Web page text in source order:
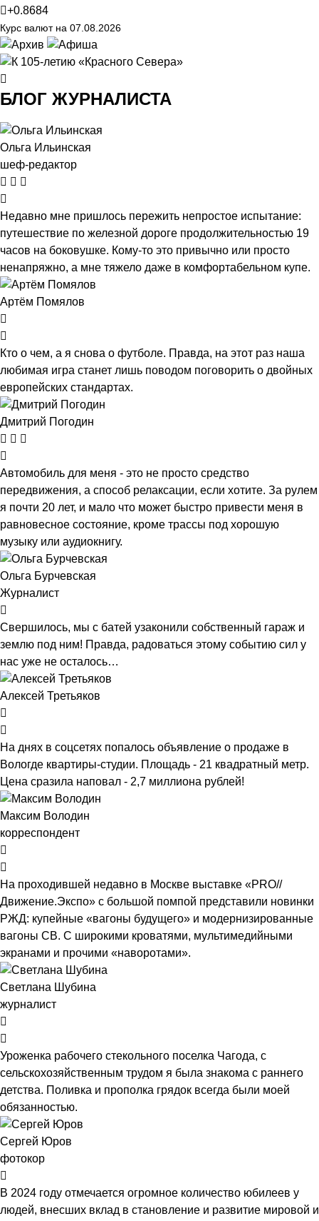
+0.8684
Курс валют на 07.08.2026
БЛОГ ЖУРНАЛИСТА
Ольга Ильинская
шеф-редактор
Недавно мне пришлось пережить непростое испытание:
путешествие по железной дороге продолжительностью 19
часов на боковушке. Кому-то это привычно или просто
ненапряжно, а мне тяжело даже в комфортабельном купе.
Артём Помялов
Кто о чем, а я снова о футболе. Правда, на этот раз наша
любимая игра станет лишь поводом поговорить о двойных
европейских стандартах.
Дмитрий Погодин
Автомобиль для меня - это не просто средство
передвижения, а способ релаксации, если хотите. За рулем
я почти 20 лет, и мало что может быстро привести меня в
равновесное состояние, кроме трассы под хорошую
музыку или аудиокнигу.
Ольга Бурчевская
Журналист
Свершилось, мы с батей узаконили собственный гараж и
землю под ним! Правда, радоваться этому событию сил у
нас уже не осталось…
Алексей Третьяков
На днях в соцсетях попалось объявление о продаже в
Вологде квартиры-студии. Площадь - 21 квадратный метр.
Цена сразила наповал - 2,7 миллиона рублей!
Максим Володин
корреспондент
На проходившей недавно в Мос­кве выставке «PRO//
Движение.Экспо» с большой помпой представили новинки
РЖД: купейные «вагоны будущего» и модернизированные
вагоны СВ. С широкими кроватями, мультимедийными
экранами и прочими «наворотами».
Светлана Шубина
журналист
Уроженка рабочего стекольного поселка Чагода, с
сельскохозяйственным трудом я была знакома с раннего
детства. Поливка и прополка грядок всегда были моей
обязанностью.
Сергей Юров
фотокор
В 2024 году отмечается огромное количество юбилеев у
людей, внесших вклад в становление и развитие мировой и